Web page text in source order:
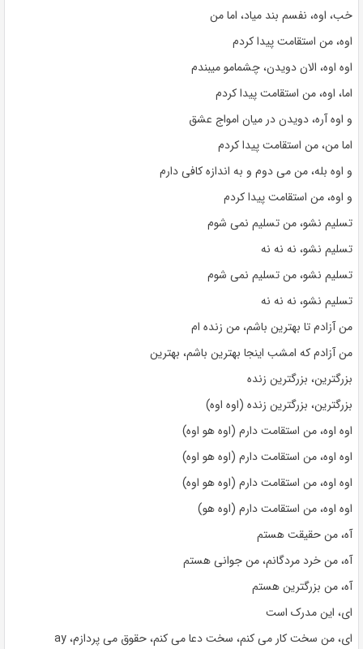
خب، اوه، نفسم بند میاد، اما من
اوه، من استقامت پیدا کردم
اوه اوه، الان دویدن، چشمامو میبندم
اما، اوه، من استقامت پیدا کردم
و اوه آره، دویدن در میان امواج عشق
اما من، من استقامت پیدا کردم
و اوه بله، من می دوم و به اندازه کافی دارم
و اوه، من استقامت پیدا کردم
تسلیم نشو، من تسلیم نمی شوم
تسلیم نشو، نه نه نه
تسلیم نشو، من تسلیم نمی شوم
تسلیم نشو، نه نه نه
من آزادم تا بهترین باشم، من زنده ام
من آزادم که امشب اینجا بهترین باشم، بهترین
بزرگترین، بزرگترین زنده
بزرگترین، بزرگترین زنده (اوه اوه)
اوه اوه، من استقامت دارم (اوه هو اوه)
اوه اوه، من استقامت دارم (اوه هو اوه)
اوه اوه، من استقامت دارم (اوه هو اوه)
اوه اوه، من استقامت دارم (اوه هو)
آه، من حقیقت هستم
آه، من خرد مردگانم، من جوانی هستم
آه، من بزرگترین هستم
ای، این مدرک است
ای، من سخت کار می کنم، سخت دعا می کنم، حقوق می پردازم، ay